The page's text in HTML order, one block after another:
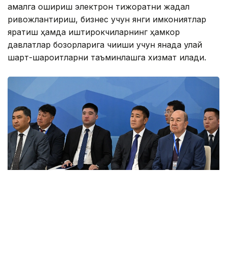
амалга ошириш электрон тижоратни жадал
ривожлантириш, бизнес учун янги имкониятлар
яратиш ҳамда иштирокчиларнинг ҳамкор
давлатлар бозорларига чиқиши учун янада қулай
шарт-шароитларни таъминлашга хизмат қилади.